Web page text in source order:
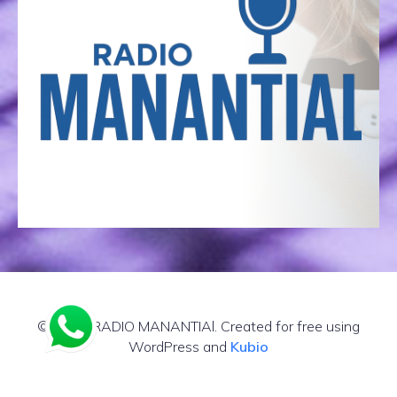
© 2026 RADIO MANANTIAl. Created for free using
WordPress and Kubio